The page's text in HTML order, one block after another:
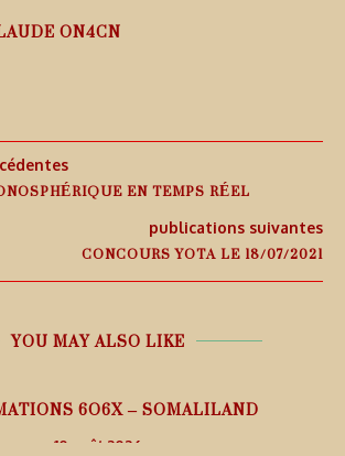
ON4CN
EN TEMPS RÉEL
publications suivantes
CONCOURS YOTA LE 18/07/2021
YOU MAY ALSO LIKE
6O6X – SOMALILAND
10 août 2026